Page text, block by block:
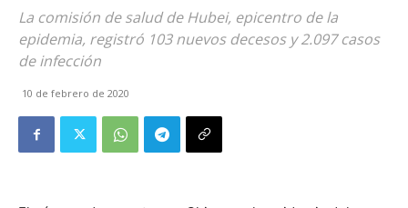
La comisión de salud de Hubei, epicentro de la
epidemia, registró 103 nuevos decesos y 2.097 casos
de infección
10 de febrero de 2020